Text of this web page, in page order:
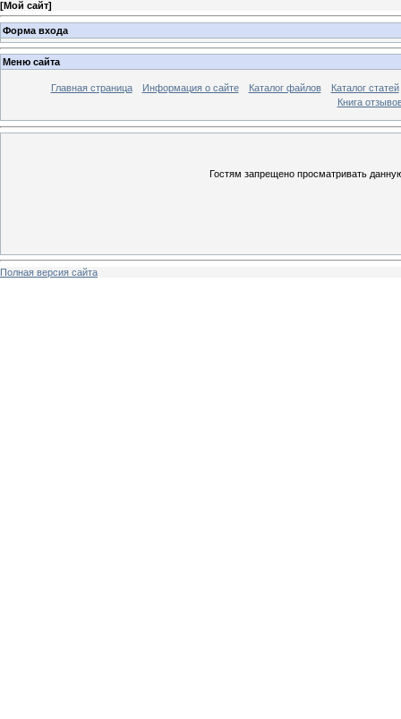
[Мой сайт]
Форма входа
Меню сайта
Главная страница Информация о сайте Каталог файлов
Каталог статей
Книга
Гостям запрещено просматривать
Полная версия сайта